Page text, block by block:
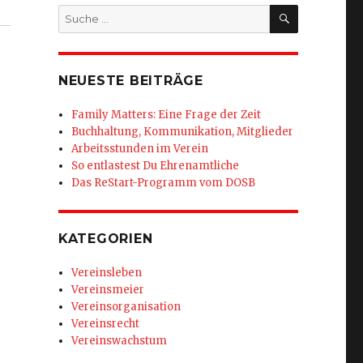
Suche
nach:
SUCHEN
NEUESTE BEITRÄGE
Family Matters: Eine Frage der Zeit
Buchhaltung, Kommunikation, Mitglieder
Arbeitsstunden im Verein
So entlastest Du Ehrenamtliche
Das ReStart-Programm vom DOSB
KATEGORIEN
Vereinsleben
Vereinsmeier
Vereinsorganisation
Vereinsrecht
Vereinswachstum